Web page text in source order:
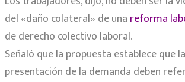
del «daño colateral» de una reforma
de derecho colectivo laboral.
Señaló que la propuesta establece que
presentación de la demanda deben